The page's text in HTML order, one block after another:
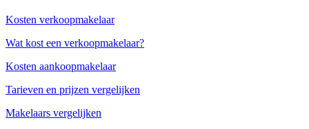
Kosten verkoopmakelaar
Wat kost een verkoopmakelaar?
Kosten aankoopmakelaar
Tarieven en prijzen vergelijken
Makelaars vergelijken